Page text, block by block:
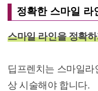
정확한 스마일 라
스마일 라인을 정확
딥프렌치는 스마일라
상 시술해야 합니다.